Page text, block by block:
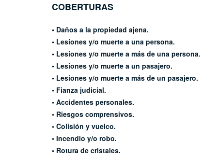
COBERTURAS
• Daños a la propiedad ajena.
• Lesiones y/o muerte a una persona.
• Lesiones y/o muerte a más de una persona.
• Lesiones y/o muerte a un pasajero.
• Lesiones y/o muerte a más de un pasajero.
• Fianza judicial.
• Accidentes personales.
• Riesgos comprensivos.
• Colisión y vuelco.
• Incendio y/o robo.
• Rotura de cristales.